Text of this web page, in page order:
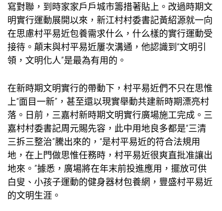
寫對聯，到時家家戶戶城市籌措著貼上。改過時期文
明實行運動展開以來，新江村村委書記黃紹源就一向
在思慮村平易近包養需求什么，什么樣的實行運動受
接待。顛末與村平易近屢次溝通，他認識到“文明引
領，文明化人”是最為有用的。
在新時期文明實行的帶動下，村平易近們不只在思惟
上“面目一新”，甚至還以現實舉動共建新時期漂亮村
落。日前，三嘉村新時期文明實行廣場施工完成。三
嘉村村委書記周元賜先容，此中用地良多都是“三清
三拆三整治”騰出來的，“是村平易近的符合法規用
地，在上門做思惟任務時，村平易近很爽直批准讓出
地來。”據悉，廣場將在年末前投進應用，擺放可供
白叟、小孩子運動的健身器材包養網 ，豐盛村平易近
的文明生涯。